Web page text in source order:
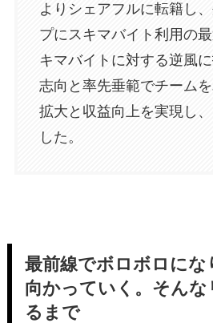
よりシェアフルに転籍し
プにスキマバイト利用の
キマバイトに対する逆風
志向と率先垂範でチーム
拡大と収益向上を実現し
した。
最前線でボロボロにな
向かっていく。そんな
るまで